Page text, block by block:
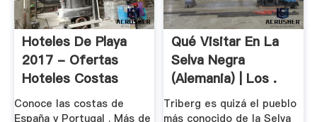
Hoteles De Playa
2017 - Ofertas
Hoteles Costas
Conoce las costas de
España y Portugal . Más de
Qué Visitar En La
Selva Negra
(Alemania) | Los .
Triberg es quizá el pueblo
más conocido de la Selva